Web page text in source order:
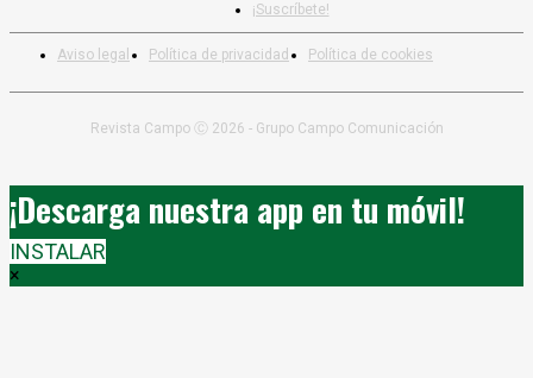
Aviso legal Política de privacidad Política de cookies
¡Suscríbete!
Revista Campo Ⓒ 2026 - Grupo Campo Comunicación
¡Descarga nuestra app en tu móvil!
INSTALAR
×